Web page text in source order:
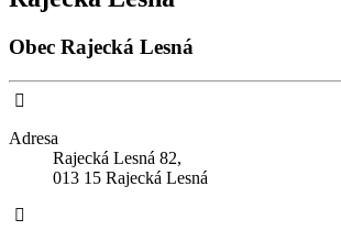
Obec Rajecká Lesná
Adresa
Rajecká Lesná 82,
013 15 Rajecká Lesná